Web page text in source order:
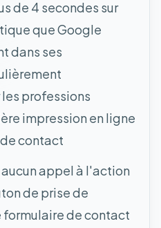
de 4 secondes sur
que Google
dans ses
professions
impression en ligne
contact
appel à l'action
de prise de
formulaire de contact